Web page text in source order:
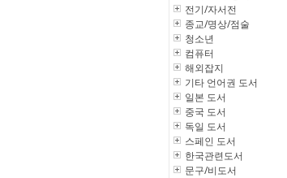
전기/자서전
종교/명상/점술
청소년
컴퓨터
해외잡지
기타 언어권 도서
일본 도서
중국 도서
독일 도서
스페인 도서
한국관련도서
문구/비도서